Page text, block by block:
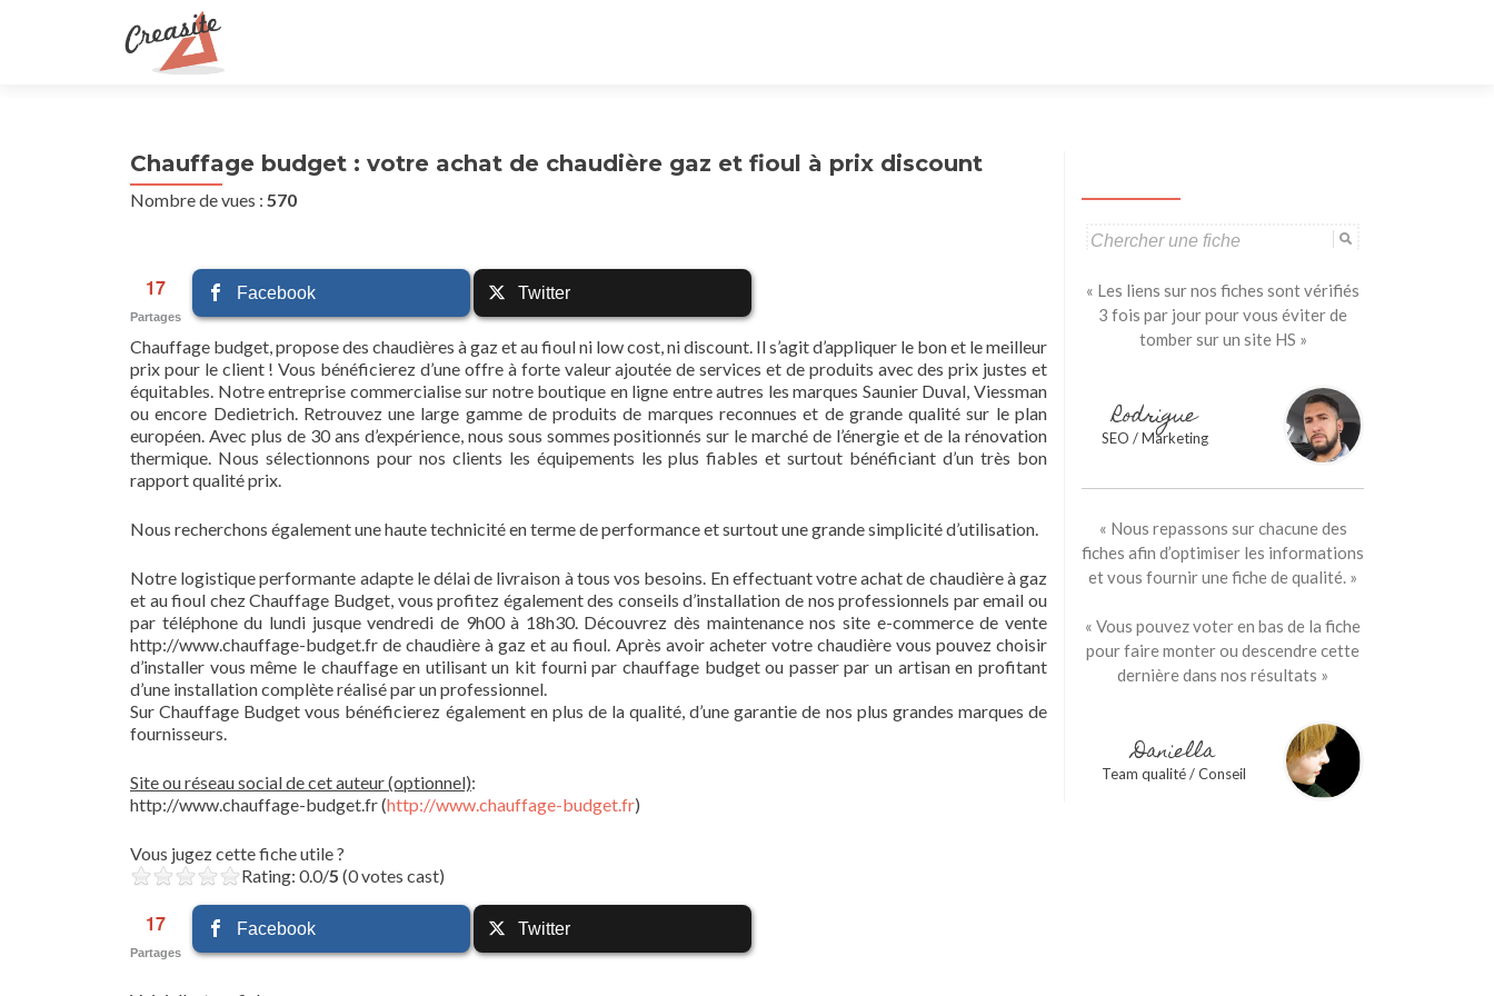
Chauffage budget : votre achat de chaudière gaz et fioul à prix discount
Nombre de vues : 570
17
Partages
Facebook Twitter
Chauffage budget, propose des chaudières à gaz et au fioul ni low cost, ni discount. Il s’agit d’appliquer le bon et le meilleur
prix pour le client ! Vous bénéficierez d’une offre à forte valeur ajoutée de services et de produits avec des prix justes et
équitables. Notre entreprise commercialise sur notre boutique en ligne entre autres les marques Saunier Duval, Viessman
ou encore Dedietrich. Retrouvez une large gamme de produits de marques reconnues et de grande qualité sur le plan
européen. Avec plus de 30 ans d’expérience, nous sous sommes positionnés sur le marché de l’énergie et de la rénovation
thermique. Nous sélectionnons pour nos clients les équipements les plus fiables et surtout bénéficiant d’un très bon
rapport qualité prix.
Nous recherchons également une haute technicité en terme de performance et surtout une grande simplicité d’utilisation.
Notre logistique performante adapte le délai de livraison à tous vos besoins. En effectuant votre achat de chaudière à gaz
et au fioul chez Chauffage Budget, vous profitez également des conseils d’installation de nos professionnels par email ou
par téléphone du lundi jusque vendredi de 9h00 à 18h30. Découvrez dès maintenance nos site e-commerce de vente
http://www.chauffage-budget.fr de chaudière à gaz et au fioul. Après avoir acheter votre chaudière vous pouvez choisir
d’installer vous même le chauffage en utilisant un kit fourni par chauffage budget ou passer par un artisan en profitant
d’une installation complète réalisé par un professionnel.
Sur Chauffage Budget vous bénéficierez également en plus de la qualité, d’une garantie de nos plus grandes marques de
fournisseurs.
Site ou réseau social de cet auteur (optionnel):
http://www.chauffage-budget.fr (http://www.chauffage-budget.fr)
Vous jugez cette fiche utile ?
Rating: 0.0/5 (0 votes cast)
17
Partages
Facebook Twitter
Search
« Les liens sur nos fiches sont vérifiés
3 fois par jour pour vous éviter de
tomber sur un site HS »
Rodrigue
SEO / Marketing
« Nous repassons sur chacune des
fiches afin d’optimiser les informations
et vous fournir une fiche de qualité. »
« Vous pouvez voter en bas de la fiche
pour faire monter ou descendre cette
dernière dans nos résultats »
Daniella
Team qualité / Conseil